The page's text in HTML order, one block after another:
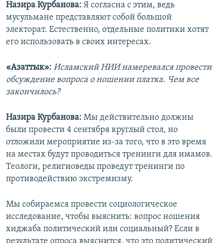
Назира Курбанова: Я согласна с этим, ведь
мусульмане представляют собой большой
электорат. Естественно, отдельные политики хотят
его использовать в своих интересах.
«Азаттык»: Исламский НИИ намеревался провести
обсуждение вопроса о ношении платка. Чем все
закончилось?
Назира Курбанова: Мы действительно должны
были провести 4 сентября круглый стол, но
отложили мероприятие из-за того, что в это время
на местах будут проводиться тренинги для имамов.
Теологи, религиоведы проведут тренинги по
противодействию экстремизму.
Мы собираемся провести социологическое
исследование, чтобы выяснить: вопрос ношения
хиджаба политический или социальный? Если в